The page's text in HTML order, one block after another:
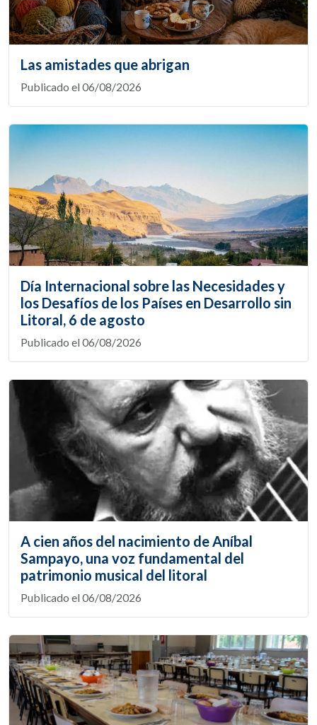
Las amistades que abrigan
Publicado el 06/08/2026
Día Internacional sobre las Necesidades y
los Desafíos de los Países en Desarrollo sin
Litoral, 6 de agosto
Publicado el 06/08/2026
A cien años del nacimiento de Aníbal
Sampayo, una voz fundamental del
patrimonio musical del litoral
Publicado el 06/08/2026